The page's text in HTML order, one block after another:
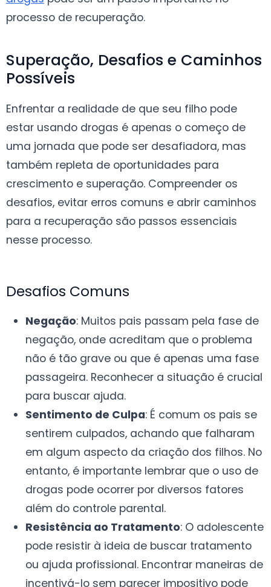
processo de recuperação.
Superação, Desafios e Caminhos
Possíveis
Enfrentar a realidade de que seu filho pode
estar usando drogas é apenas o começo de
uma jornada que pode ser desafiadora, mas
também repleta de oportunidades para
crescimento e superação. Compreender os
desafios, evitar erros comuns e abrir caminhos
para a recuperação são passos essenciais
nesse processo.
Desafios Comuns
Negação: Muitos pais passam pela fase de
negação, onde acreditam que o problema
não é tão grave ou que é apenas uma fase
passageira. Reconhecer a situação é crucial
para buscar ajuda.
Sentimento de Culpa: É comum os pais se
sentirem culpados, achando que falharam
em algum aspecto da criação dos filhos. No
entanto, é importante lembrar que o uso de
drogas pode ocorrer por diversos fatores
além do controle parental.
Resistência ao Tratamento: O adolescente
pode resistir à ideia de buscar tratamento
ou ajuda profissional. Encontrar maneiras de
incentivá-lo sem parecer impositivo pode